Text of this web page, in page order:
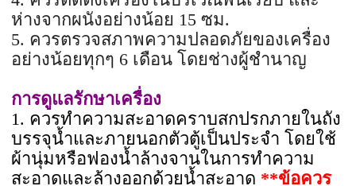
ห่างจากผนังอย่างน้อย 15 ซม.
5. ควรตรวจสภาพความปลอดภัยของเครื่อง
อย่างน้อยทุกๆ 6 เดือน โดยช่างผู้ชำนาญ
การดูแลรักษาเครื่อง
1. ควรทำความสะอาดคราบสกปรกภายในถัง
บรรจุน้ำและภายนอกตัวตู้เป็นประจำ โดยใช้
ผ้านุ่มหรือฟองน้ำล้างจานในการทำความ
สะอาดและล้างออกด้วยน้ำสะอาด **ข้อควร